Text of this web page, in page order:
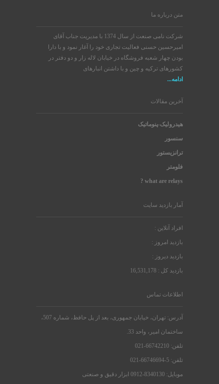
متن درباره ما
شرکت نامی صنعت از سال 1374 با مدیریت جناب آقای
امیرحسین حسنی فعالیت تجاری خود را آغار نمود و با دارا
بودن چهار شعبه فروشگاه در خیابان لاله زار و دو دفتر در
کشورهای ترکیه و چین و با داشتن انبارهای
ادامه...
آخرین مقالات
هیدرولیک-پنوماتیک
سنسور
ترانزیستور
فلومتر
what are relays ?
آمار بازدید سایت
افراد آنلاین :
بازدید امروز :
بازدید دیروز :
بازدید کل : 16,531,178
اطلاعات تماس
آدرس: تهران، خیابان جمهوری، بعد از پل حافظ، شماره 507،
ساختمان امیر، واحد 33.
تلفن: 66742210-021
تلفن: 5-66746694-021
موبایل: 8340130-0912 ابزار دقیق و صنعتی